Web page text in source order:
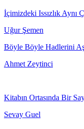
İçimizdeki Issızlık Aynı
Uğur Şemen
Böyle Böyle Hadlerini
Ahmet Zeytinci
Kitabın Ortasında Bir
Sevay Guel